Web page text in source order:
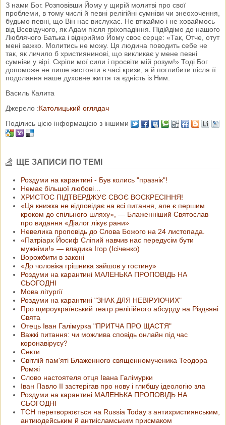
З нами Бог. Розповівши Йому у щирій молитві про свої
проблеми, в тому числі й певні релігійні сумніви чи знеохочення,
будьмо певні, що Він нас вислухає. Не втікаймо і не ховаймось
від Всевідучого, як Адам після гріхопадіння. Підійдімо до нашого
Люблячого Батька і відкриймо Йому своє серце: «Так, Отче, отут
мені важко. Молитись не можу. Ця людина поводить себе не
так, як личило б християнинові, що викликає у мене певні
сумніви у вірі. Скріпи мої сили і просвіти мій розум!» Тоді Бог
допоможе не лише вистояти в часі кризи, а й поглибити після її
подолання наше духовне життя та єдність із Ним.
Василь Калита
Джерело :Католицький оглядач
Поділись цією інформацією з іншими
ЩЕ ЗАПИСИ ПО ТЕМІ
Роздуми на карантині - Був колись "празнік"!
Немає більшої любові…
ХРИСТОС ПІДТВЕРДЖУЄ СВОЄ ВОСКРЕСІННЯ!
«Ця книжка не відповідає на всі питання, але є першим
кроком до спільного шляху», — Блаженніший Святослав
про видання «Діалог лікує рани»
Невелика проповідь до Слова Божого на 24 листопада.
«Патріарх Йосиф Сліпий навчив нас передусім бути
мужніми!» — владика Ігор (Ісіченко)
Ворожбити в законі
«До чоловіка грішника зайшов у гостину»
Роздуми на карантині МАЛЕНЬКА ПРОПОВІДЬ НА
СЬОГОДНІ
Мова літургії
Роздуми на карантині " ЗНАК ДЛЯ НЕВІРУЮЧИХ"
Про щироукраїнський театр релігійного абсурду на Різдвяні
Свята
Отець Іван Галімурка "ПРИТЧА ПРО ЩАСТЯ"
Важкі питання: чи можлива сповідь онлайн під час
коронавірусу?
Cекти
Світлій пам'яті Блаженного священномученика Теодора
Ромжі
Слово настоятеля отця Івана Галімурки
Іван Павло ІІ застерігав про нову і глибшу ідеологію зла
Роздуми на карантині МАЛЕНЬКА ПРОПОВІДЬ НА
СЬОГОДНІ
ТСН перетворюється на Russia Today з антихристиянським,
антиюдейським й антиісламським присмаком